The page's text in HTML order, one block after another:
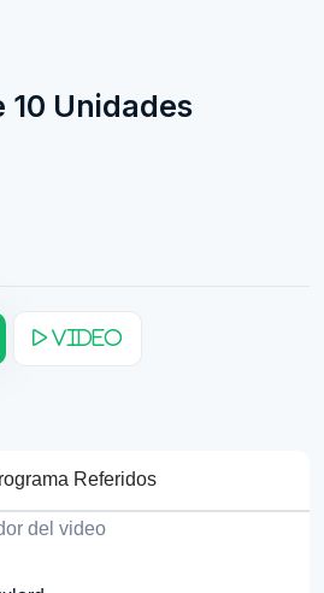
10 Unidades
Video
Referidos
del video